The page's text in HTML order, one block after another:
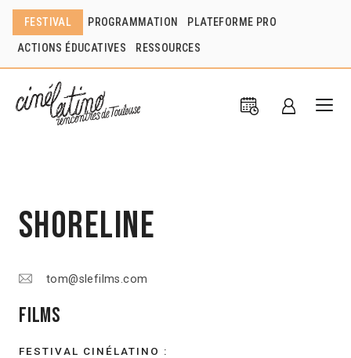
FESTIVAL PROGRAMMATION PLATEFORME PRO
ACTIONS ÉDUCATIVES RESSOURCES
Shoreline
tom@slefilms.com
Films
FESTIVAL CINÉLATINO :